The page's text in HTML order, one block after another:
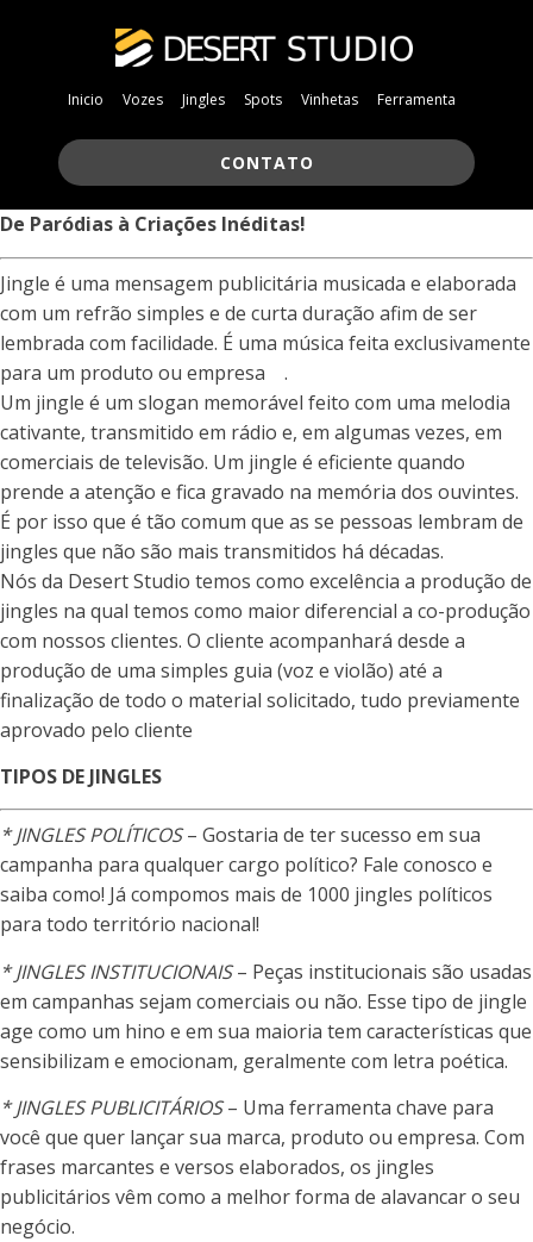
Inicio Vozes Jingles Spots Vinhetas Ferramenta
CONTATO
De Paródias à Criações Inéditas!
Jingle é uma mensagem publicitária musicada e elaborada
com um refrão simples e de curta duração afim de ser
lembrada com facilidade. É uma música feita exclusivamente
para um produto ou empresa .
Um jingle é um slogan memorável feito com uma melodia
cativante, transmitido em rádio e, em algumas vezes, em
comerciais de televisão. Um jingle é eficiente quando
prende a atenção e fica gravado na memória dos ouvintes.
É por isso que é tão comum que as se pessoas lembram de
jingles que não são mais transmitidos há décadas.
Nós da Desert Studio temos como excelência a produção de
jingles na qual temos como maior diferencial a co-produção
com nossos clientes. O cliente acompanhará desde a
produção de uma simples guia (voz e violão) até a
finalização de todo o material solicitado, tudo previamente
aprovado pelo cliente
TIPOS DE JINGLES
* JINGLES POLÍTICOS– Gostaria de ter sucesso em sua
campanha para qualquer cargo político? Fale conosco e
saiba como! Já compomos mais de 1000 jingles políticos
para todo território nacional!
* JINGLES INSTITUCIONAIS– Peças institucionais são usadas
em campanhas sejam comerciais ou não. Esse tipo de jingle
age como um hino e em sua maioria tem características que
sensibilizam e emocionam, geralmente com letra poética.
* JINGLES PUBLICITÁRIOS– Uma ferramenta chave para
você que quer lançar sua marca, produto ou empresa. Com
frases marcantes e versos elaborados, os jingles
publicitários vêm como a melhor forma de alavancar o seu
negócio.